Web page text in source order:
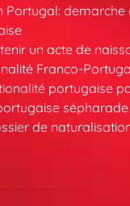
Portugal:
un acte de
Franco-
portugaise
sépharade
de